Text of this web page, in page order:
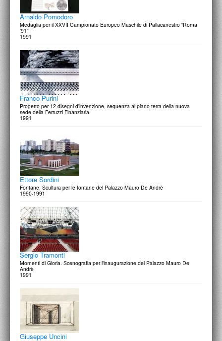
Arnaldo Pomodoro
Medaglia per il XXVII Campionato Europeo Maschile di Pallacanestro “Roma
'91”
1991
Franco Purini
Progetto per 12 disegni d'invenzione, sequenza al piano terra della nuova
sede della Ferruzzi Finanziaria.
1991
Ettore Sordini
Fontane. Scultura per le fontane del Palazzo Mauro De Andrè
1990-1991
Sergio Tramonti
Momenti di Gloria. Scenografia per l'inaugurazione del Palazzo Mauro De
Andrè
1991
Giuseppe Uncini